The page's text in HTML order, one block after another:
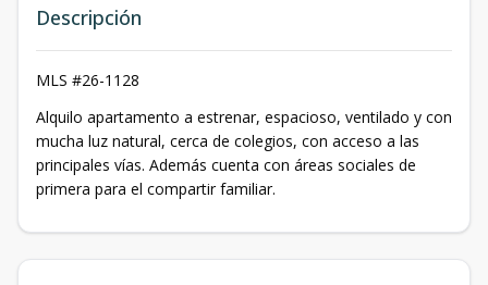
Descripción
MLS #26-1128
Alquilo apartamento a estrenar, espacioso, ventilado y con
mucha luz natural, cerca de colegios, con acceso a las
principales vías. Además cuenta con áreas sociales de
primera para el compartir familiar.